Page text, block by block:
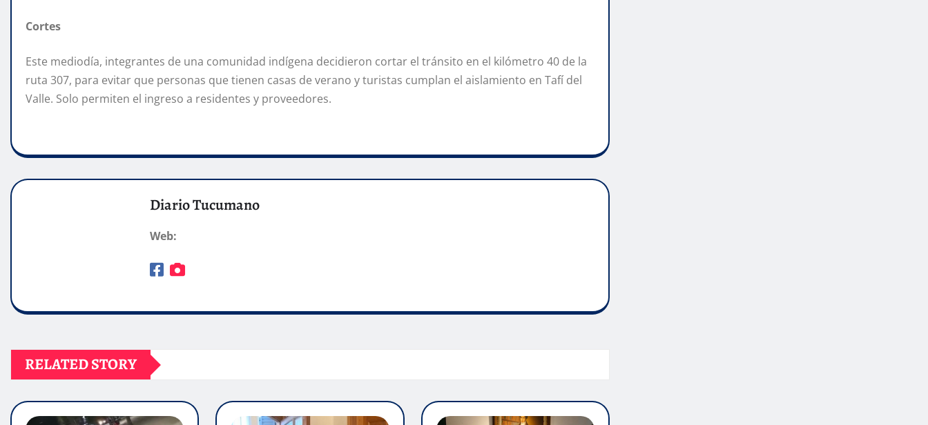
Cortes
Este mediodía, integrantes de una comunidad indígena decidieron cortar el tránsito en el kilómetro 40 de la
ruta 307, para evitar que personas que tienen casas de verano y turistas cumplan el aislamiento en Tafí del
Valle. Solo permiten el ingreso a residentes y proveedores.
Diario Tucumano
Web:
RELATED STORY